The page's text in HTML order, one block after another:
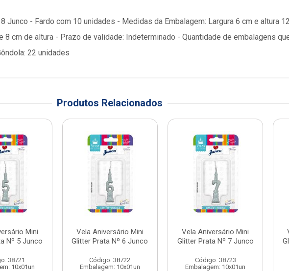
Junco - Fardo com 10 unidades - Medidas da Embalagem: Largura 6 cm e altura
8 cm de altura - Prazo de validade: Indeterminado - Quantidade de embalagens
22 unidades
Produtos Relacionados
Mini
Nº 5 Junco
38721
10x01un
Vela Aniversário Mini
Glitter Prata Nº 6 Junco
Código: 38722
Embalagem: 10x01un
Vela Aniversário Mini
Glitter Prata Nº 7 Junco
Código: 38723
Embalagem: 10x01un